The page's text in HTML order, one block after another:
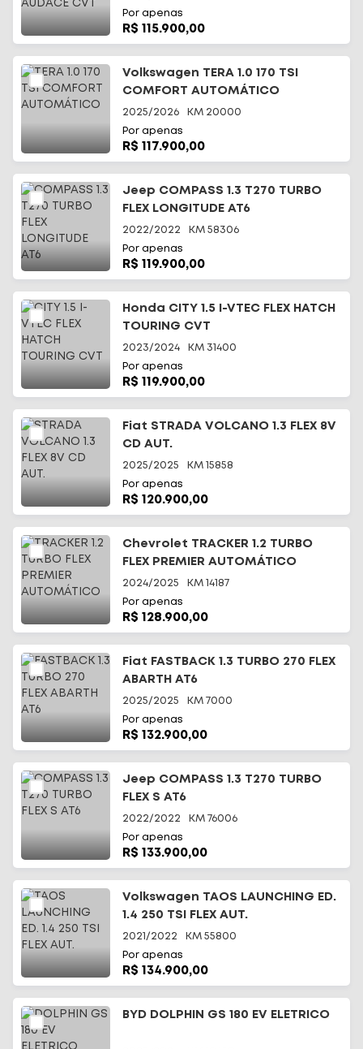
Início
Todos os carros
Telefone
(48) 3113-2010
(48) 99644-0085
Por apenas
R$ 115.900,00
Volkswagen TERA 1.0 170 TSI
COMFORT AUTOMÁTICO
2025/2026 KM 20000
Por apenas
R$ 117.900,00
Jeep COMPASS 1.3 T270 TURBO
FLEX LONGITUDE AT6
2022/2022 KM 58306
Por apenas
R$ 119.900,00
Honda CITY 1.5 I-VTEC FLEX HATCH
TOURING CVT
2023/2024 KM 31400
Por apenas
R$ 119.900,00
Fiat STRADA VOLCANO 1.3 FLEX 8V
CD AUT.
2025/2025 KM 15858
Por apenas
R$ 120.900,00
Chevrolet TRACKER 1.2 TURBO
FLEX PREMIER AUTOMÁTICO
2024/2025 KM 14187
Por apenas
R$ 128.900,00
Fiat FASTBACK 1.3 TURBO 270 FLEX
ABARTH AT6
2025/2025 KM 7000
Por apenas
R$ 132.900,00
Jeep COMPASS 1.3 T270 TURBO
FLEX S AT6
2022/2022 KM 76006
Por apenas
R$ 133.900,00
Volkswagen TAOS LAUNCHING ED.
1.4 250 TSI FLEX AUT.
2021/2022 KM 55800
Por apenas
R$ 134.900,00
BYD DOLPHIN GS 180 EV ELETRICO